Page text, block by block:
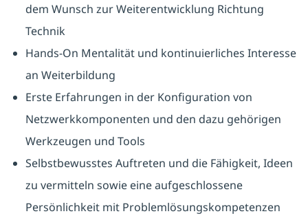
dem Wunsch zur Weiterentwicklung Richtung
Technik
Hands-On Mentalität und kontinuierliches Interesse
an Weiterbildung
Erste Erfahrungen in der Konfiguration von
Netzwerkkomponenten und den dazu gehörigen
Werkzeugen und Tools
Selbstbewusstes Auftreten und die Fähigkeit, Ideen
zu vermitteln sowie eine aufgeschlossene
Persönlichkeit mit Problemlösungskompetenzen